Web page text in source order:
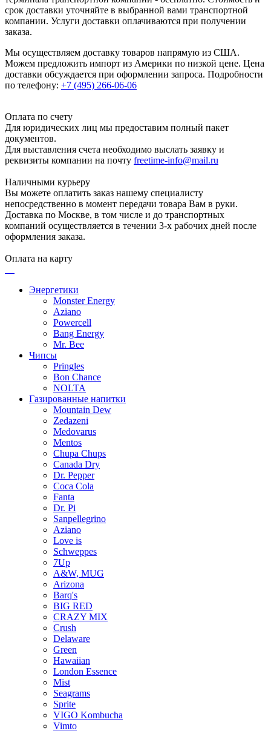
срок доставки уточняйте в выбранной вами транспортной
компании. Услуги доставки оплачиваются при получении
заказа.
Мы осуществляем доставку товаров напрямую из США.
Можем предложить импорт из Америки по низкой цене. Цена
доставки обсуждается при оформлении запроса. Подробности
по телефону: +7 (495) 266-06-06
Оплата по счету
Для юридических лиц мы предоставим полный пакет
документов.
Для выставления счета необходимо выслать заявку и
реквизиты компании на почту freetime-info@mail.ru
Наличными курьеру
Вы можете оплатить заказ нашему специалисту
непосредственно в момент передачи товара Вам в руки.
Доставка по Москве, в том числе и до транспортных
компаний осуществляется в течении 3-х рабочих дней после
оформления заказа.
Оплата на карту
Энергетики
Monster Energy
Aziano
Powercell
Bang Energy
Mr. Bee
Чипсы
Pringles
Bon Chance
NOLTA
Газированные напитки
Mountain Dew
Zedazeni
Medovarus
Mentos
Chupa Chups
Canada Dry
Dr. Pepper
Coca Cola
Fanta
Dr. Pi
Sanpellegrino
Aziano
Love is
Schweppes
7Up
A&W, MUG
Arizona
Barq's
BIG RED
CRAZY MIX
Crush
Delaware
Green
Hawaiian
London Essence
Mist
Seagrams
Sprite
VIGO Kombucha
Vimto